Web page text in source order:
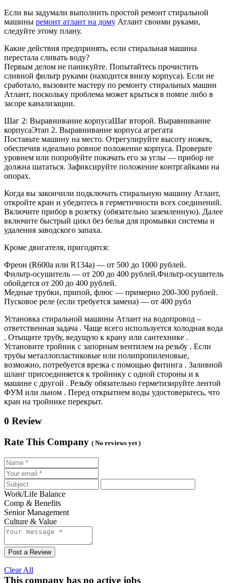
Если вы задумали выполнить простой ремонт стиральной
машины ремонт атлант на дому Атлант своими руками,
следуйте этому плану.
Какие действия предпринять, если стиральная машина
перестала сливать воду?
Первым делом не паникуйте. Попытайтесь прочистить
сливной фильтр руками (находится внизу корпуса). Если не
сработало, вызовите мастеру по ремонту стиральных машин
Атлант, поскольку проблема может крыться в помпе либо в
засоре канализации.
Шаг 2: Выравнивание корпусаШаг второй. Выравнивание
корпусаЭтап 2. Выравнивание корпуса агрегата
Поставьте машину на место. Отрегулируйте высоту ножек,
обеспечив идеально ровное положение корпуса. Проверьте
уровнем или попробуйте покачать его за углы — прибор не
должна шататься. Зафиксируйте положение контргайками на
опорах.
Когда вы закончили подключать стиральную машину Атлант,
откройте кран и убедитесь в герметичности всех соединений.
Включите прибор в розетку (обязательно заземленную). Далее
включите быстрый цикл без белья для промывки системы и
удаления заводского запаха.
Кроме двигателя, пригодятся:
Фреон (R600a или R134a) — от 500 до 1000 рублей.
Фильтр-осушитель — от 200 до 400 рублей.Фильтр-осушитель
обойдется от 200 до 400 рублей.
Медные трубки, припой, флюс — примерно 200-300 рублей.
Пусковое реле (если требуется замена) — от 400 рубл
Установка стиральной машины Атлант на водопровод –
ответственная задача . Чаще всего используется холодная вода
. Отыщите трубу, ведущую к крану или сантехнике .
Установите тройник с запорным вентилем на резьбу . Если
трубы металлопластиковые или полипропиленовые,
возможно, потребуется врезка с помощью фитинга . Заливной
шланг присоединяется к тройнику с одной стороны и к
машине с другой . Резьбу обязательно герметизируйте лентой
ФУМ или льном . Перед открытием воды удостоверьтесь, что
кран на тройнике перекрыт.
0 Review
Rate This Company ( No reviews yet )
Work/Life Balance
Comp & Benefits
Senior Management
Culture & Value
Post a Review
Clear All
This company has no active jobs